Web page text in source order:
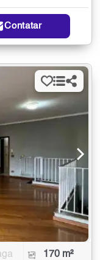
Contatar
170 m²